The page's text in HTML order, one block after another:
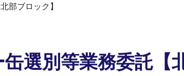
部ブロック】
選別等業務委託【